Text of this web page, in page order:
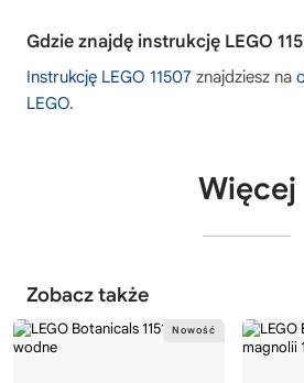
Gdzie znajdę instrukcję LEGO
Instrukcję LEGO 11507 znajdziesz na
LEGO.
Więcej
Zobacz także